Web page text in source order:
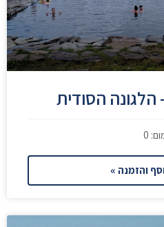
0
והזמנה »